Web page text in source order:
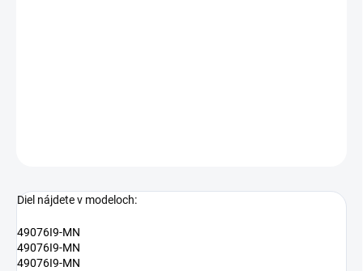
Diel nájdete v modeloch:
49076I9-MN
49076I9-MN
49076I9-MN